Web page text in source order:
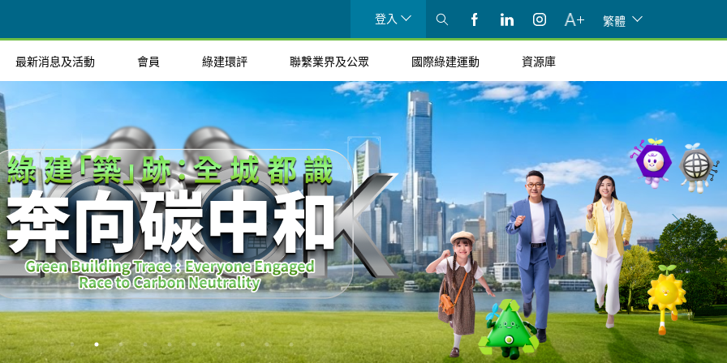
登入 繁體
最新消息及活動 會員 綠建環評 聯繫業界及公眾 國際綠建運動 資源庫